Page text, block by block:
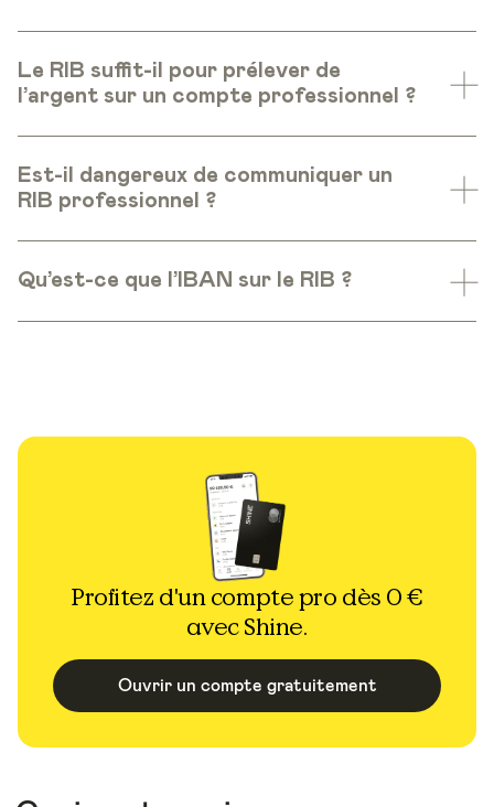
Le RIB suffit-il pour prélever de
l’argent sur un compte professionnel ?
Est-il dangereux de communiquer un
RIB professionnel ?
Qu’est-ce que l’IBAN sur le RIB ?
Profitez d'un compte pro dès 0 €
avec Shine.
Ouvrir un compte gratuitement